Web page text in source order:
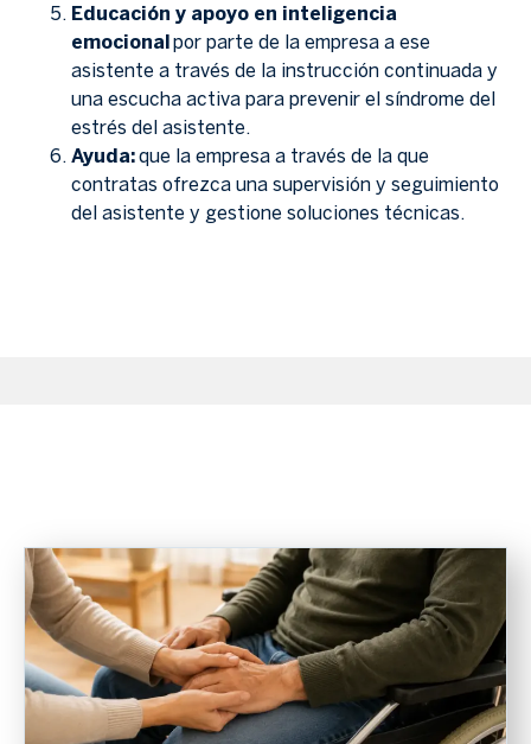
Educación y apoyo en inteligencia
emocional por parte de la empresa a ese
asistente a través de la instrucción continuada y
una escucha activa para prevenir el síndrome del
estrés del asistente.
Ayuda: que la empresa a través de la que
contratas ofrezca una supervisión y seguimiento
del asistente y gestione soluciones técnicas.